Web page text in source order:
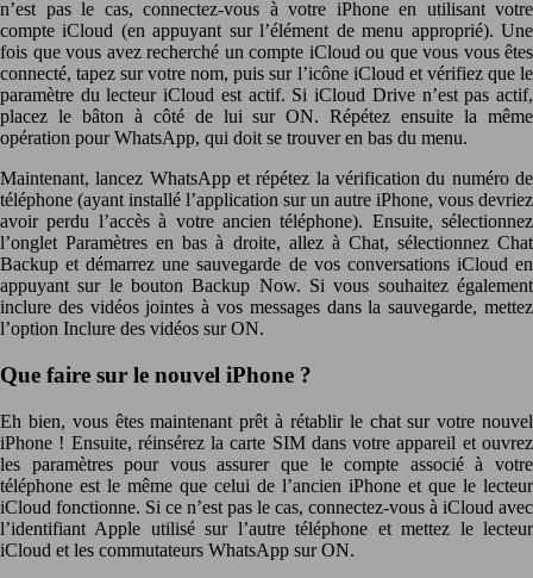
n’est pas le cas, connectez-vous à votre iPhone en utilisant votre
compte iCloud (en appuyant sur l’élément de menu approprié). Une
fois que vous avez recherché un compte iCloud ou que vous vous êtes
connecté, tapez sur votre nom, puis sur l’icône iCloud et vérifiez que le
paramètre du lecteur iCloud est actif. Si iCloud Drive n’est pas actif,
placez le bâton à côté de lui sur ON. Répétez ensuite la même
opération pour WhatsApp, qui doit se trouver en bas du menu.
Maintenant, lancez WhatsApp et répétez la vérification du numéro de
téléphone (ayant installé l’application sur un autre iPhone, vous devriez
avoir perdu l’accès à votre ancien téléphone). Ensuite, sélectionnez
l’onglet Paramètres en bas à droite, allez à Chat, sélectionnez Chat
Backup et démarrez une sauvegarde de vos conversations iCloud en
appuyant sur le bouton Backup Now. Si vous souhaitez également
inclure des vidéos jointes à vos messages dans la sauvegarde, mettez
l’option Inclure des vidéos sur ON.
Que faire sur le nouvel iPhone ?
Eh bien, vous êtes maintenant prêt à rétablir le chat sur votre nouvel
iPhone ! Ensuite, réinsérez la carte SIM dans votre appareil et ouvrez
les paramètres pour vous assurer que le compte associé à votre
téléphone est le même que celui de l’ancien iPhone et que le lecteur
iCloud fonctionne. Si ce n’est pas le cas, connectez-vous à iCloud avec
l’identifiant Apple utilisé sur l’autre téléphone et mettez le lecteur
iCloud et les commutateurs WhatsApp sur ON.